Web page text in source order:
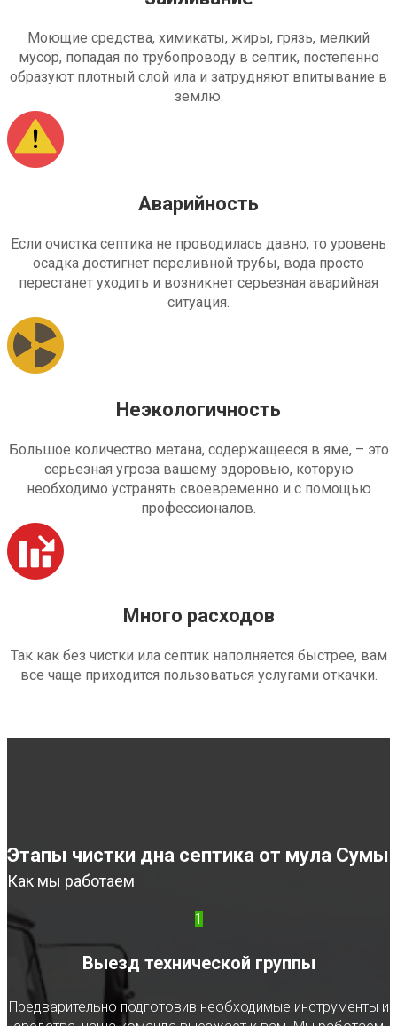
Моющие средства, химикаты, жиры, грязь, мелкий
мусор, попадая по трубопроводу в септик, постепенно
образуют плотный слой ила и затрудняют впитывание в
землю.
Аварийность
Если очистка септика не проводилась давно, то уровень
осадка достигнет переливной трубы, вода просто
перестанет уходить и возникнет серьезная аварийная
ситуация.
Неэкологичность
Большое количество метана, содержащееся в яме, – это
серьезная угроза вашему здоровью, которую
необходимо устранять своевременно и с помощью
профессионалов.
Много расходов
Так как без чистки ила септик наполняется быстрее, вам
все чаще приходится пользоваться услугами откачки.
Этапы чистки дна септика от мула Сумы
Как мы работаем
1
Выезд технической группы
Предварительно подготовив необходимые инструменты и